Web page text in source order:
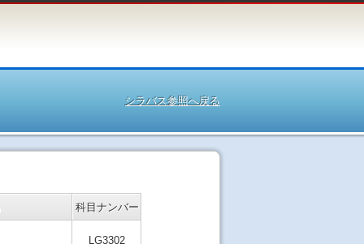
シラバス参照へ戻る
科目ナンバー
LG3302